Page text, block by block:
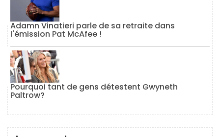
Adamn Vinatieri parle de sa retraite dans
l'émission Pat McAfee !
Pourquoi tant de gens détestent Gwyneth
Paltrow?